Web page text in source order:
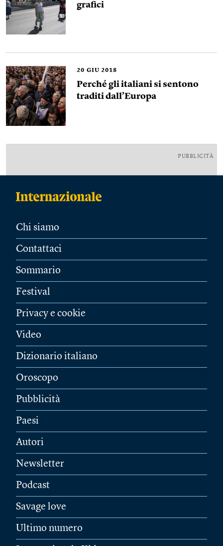
grafici
20 GIU 2018
Perché gli italiani si sentono
traditi dall’Europa
PUBBLICITÀ
Chi siamo
Contattaci
Sommario
Festival
Privacy e cookie
Video
Dizionario italiano
Oroscopo
Pubblicità
Paesi
Autori
Newsletter
Podcast
Savage love
Ultimo numero